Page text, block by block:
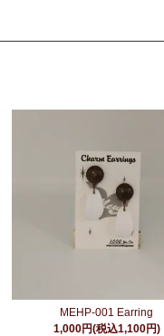
MEHP-001 Earring
1,000円(税込1,100円)